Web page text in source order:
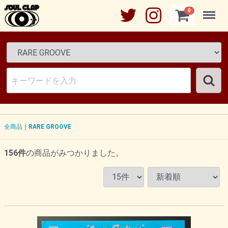
0 Menu
全商品 RARE GROOVE
156件の商品がみつかりました。